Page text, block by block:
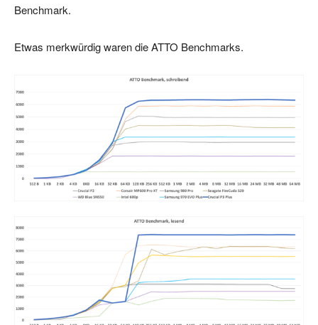
Benchmark.
Etwas merkwürdig waren die ATTO Benchmarks.